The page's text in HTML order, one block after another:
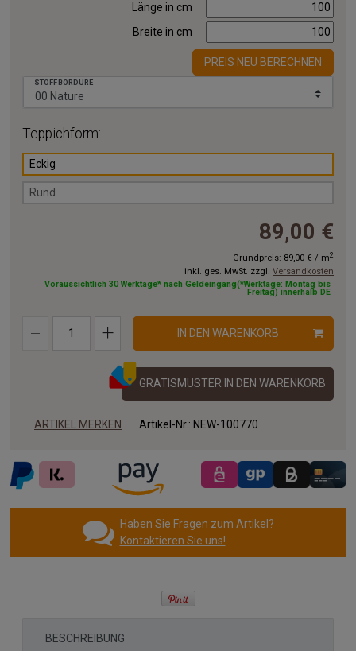
Länge in cm
Breite in cm
PREIS NEU BERECHNEN
STOFFBORDÜRE
Teppichform:
Eckig
Rund
89,00 €
Grundpreis: 89,00 € / m2
inkl. ges. MwSt. zzgl. Versandkosten
Voraussichtlich 30 Werktage* nach Geldeingang(*Werktage: Montag bis
Freitag) innerhalb DE
IN DEN WARENKORB
GRATISMUSTER IN DEN WARENKORB
ARTIKEL MERKEN Artikel-Nr.: NEW-100770
Haben Sie Fragen zum Artikel?
Kontaktieren Sie uns!
BESCHREIBUNG